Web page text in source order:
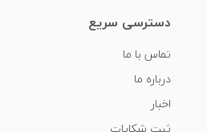
دسترسی سریع
تماس با ما
درباره ما
اخبار